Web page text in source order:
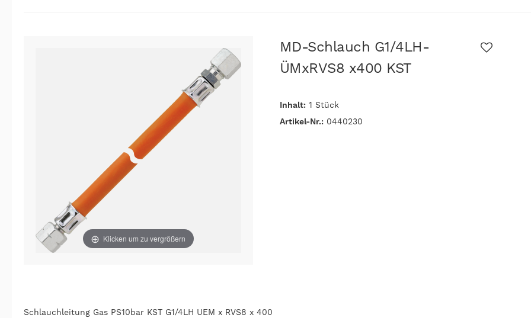
Klicken um zu vergrößern
MD-Schlauch G1/4LH-
ÜMxRVS8 x400 KST
Inhalt:1 Stück
Artikel-Nr.:0440230
Schlauchleitung Gas PS10bar KST G1/4LH UEM x RVS8 x 400